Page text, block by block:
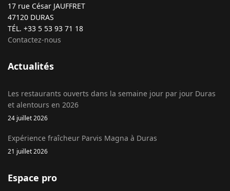
17 rue César JAUFFRET
47120 DURAS
TÉL. +33 5 53 93 71 18
Contactez-nous
Actualités
Les restaurants ouverts dans la semaine jour par jour Duras
et alentours en 2026
24 juillet 2026
Expérience fraîcheur Parvis Magna à Duras
21 juillet 2026
Espace pro